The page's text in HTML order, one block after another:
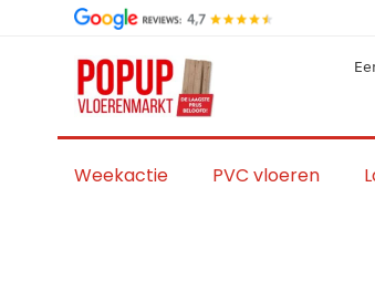
Weekactie PVC vloeren